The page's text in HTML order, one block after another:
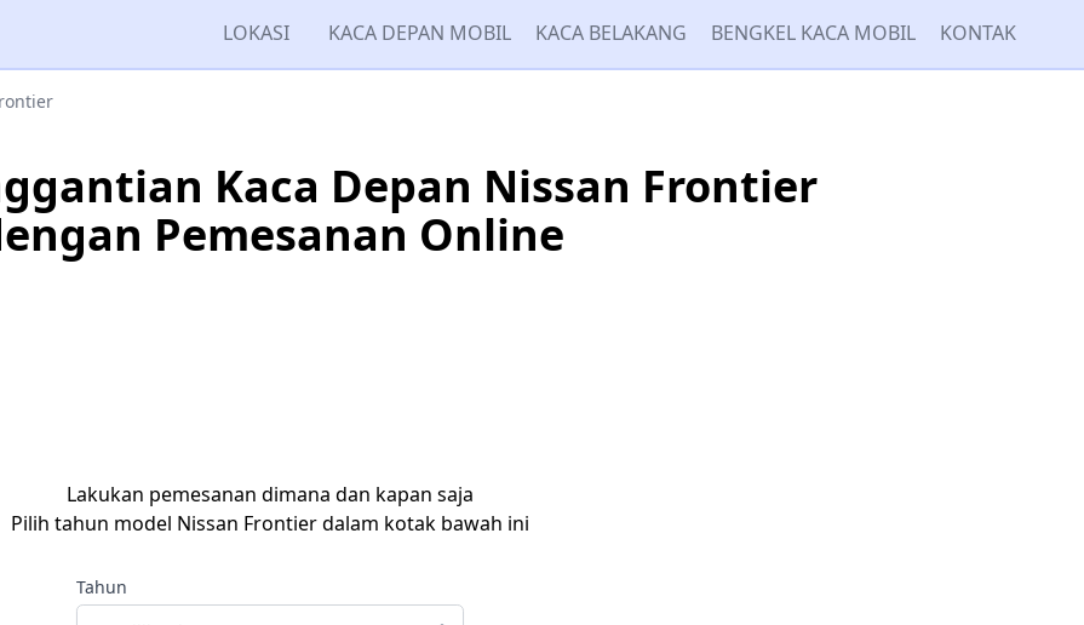
LOKASI KACA DEPAN MOBIL KACA BELAKANG BENGKEL KACA MOBIL KONTAK
Kaca Depan Nissan Frontier
Pemesanan Online
Lakukan pemesanan dimana dan kapan saja
Pilih tahun model Nissan Frontier dalam kotak bawah ini
Tahun